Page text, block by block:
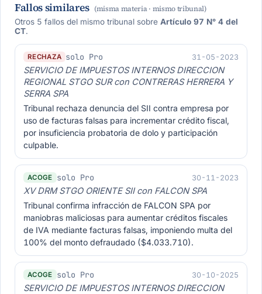
Fallos similares (misma materia · mismo tribunal)
Otros 5 fallos del mismo tribunal sobre Artículo 97 N° 4 del
CT.
RECHAZA solo Pro 31-05-2023
SERVICIO DE IMPUESTOS INTERNOS DIRECCION
REGIONAL STGO SUR con CONTRERAS HERRERA Y
SERRA SPA
Tribunal rechaza denuncia del SII contra empresa por
uso de facturas falsas para incrementar crédito fiscal,
por insuficiencia probatoria de dolo y participación
culpable.
ACOGE solo Pro 30-11-2023
XV DRM STGO ORIENTE SII con FALCON SPA
Tribunal confirma infracción de FALCON SPA por
maniobras maliciosas para aumentar créditos fiscales
de IVA mediante facturas falsas, imponiendo multa del
100% del monto defraudado ($4.033.710).
ACOGE solo Pro 30-10-2025
SERVICIO DE IMPUESTOS INTERNOS DIRECCION